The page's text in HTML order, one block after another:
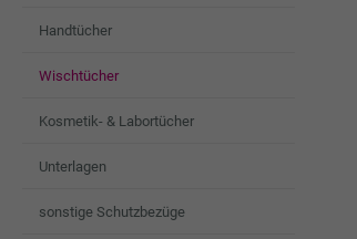
Handtücher
Wischtücher
Kosmetik- & Labortücher
Unterlagen
sonstige Schutzbezüge